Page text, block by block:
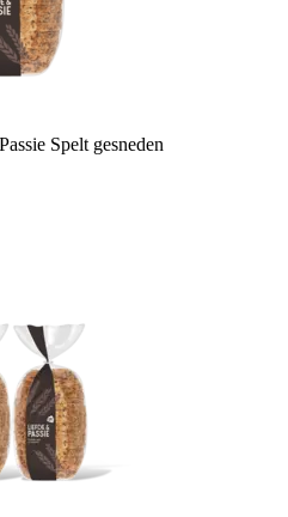
Spelt gesneden